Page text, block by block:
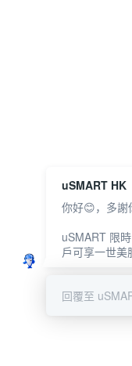
uSMART HK
你好😊，多謝
uSMART 限
戶可享一世美
回覆至